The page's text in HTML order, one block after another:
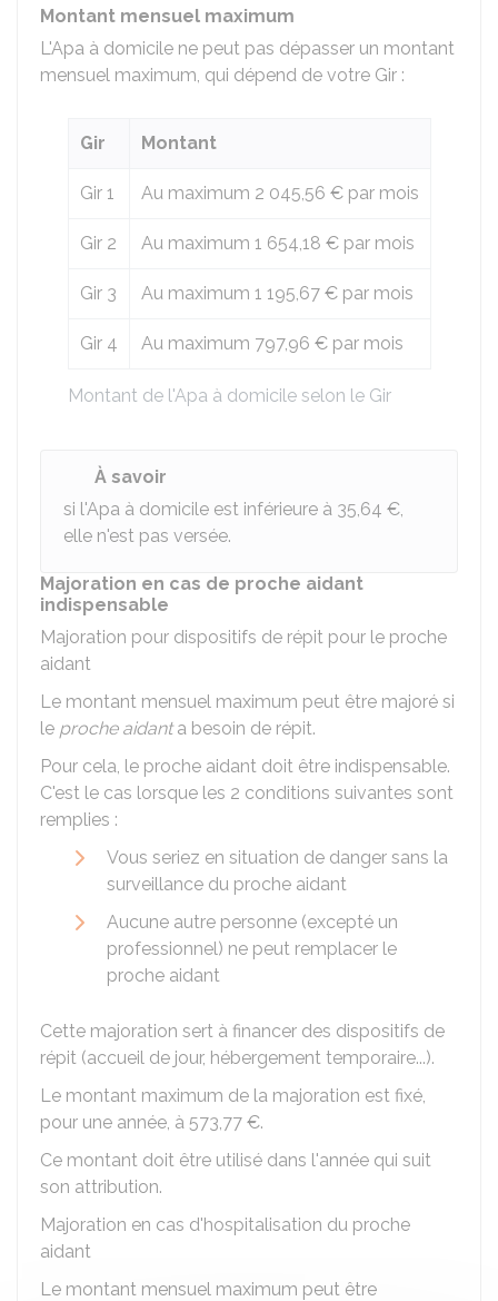
Montant mensuel maximum
L'Apa à domicile ne peut pas dépasser un montant
mensuel maximum, qui dépend de votre Gir :
Montant de l'Apa à domicile selon le Gir
Gir Montant
Gir 1 Au maximum 2 045,56 €par mois
Gir 2 Au maximum 1 654,18 €par mois
Gir 3 Au maximum 1 195,67 €par mois
Gir 4 Au maximum 797,96 €par mois
À savoir
si l'Apa à domicile est inférieure à 35,64 €,
elle n'est pas versée.
Majoration en cas de proche aidant
indispensable
Majoration pour dispositifs de répit pour le proche
aidant
Le montant mensuel maximum peut être majoré si
le proche aidanta besoin de répit.
Pour cela, le proche aidant doit être indispensable.
C'est le cas lorsque les 2 conditions suivantes sont
remplies :
Vous seriez en situation de danger sans la
surveillance du proche aidant
Aucune autre personne (excepté un
professionnel) ne peut remplacer le
proche aidant
Cette majoration sert à financer des dispositifs de
répit (accueil de jour, hébergement temporaire...).
Le montant maximum de la majoration est fixé,
pour une année, à 573,77 €.
Ce montant doit être utilisé dans l'année qui suit
son attribution.
Majoration en cas d'hospitalisation du proche
aidant
Le montant mensuel maximum peut être